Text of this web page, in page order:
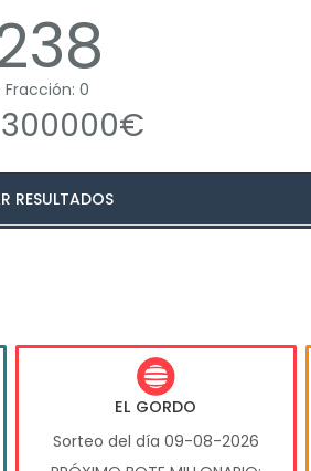
Fracción: 0
300000€
RESULTADOS
EL GORDO
Sorteo del día 09-08-2026